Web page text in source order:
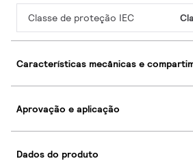
Classe de proteção IEC
Características mecânicas e
Aprovação e aplicação
Dados do produto